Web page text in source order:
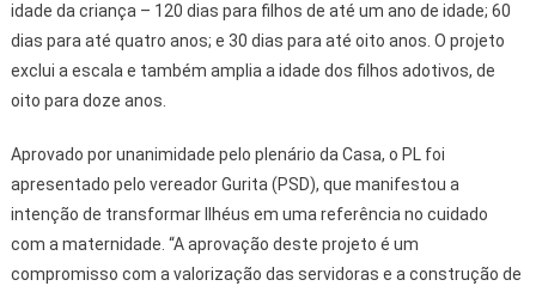
idade da criança – 120 dias para filhos de até um ano de idade; 60
dias para até quatro anos; e 30 dias para até oito anos. O projeto
exclui a escala e também amplia a idade dos filhos adotivos, de
oito para doze anos.
Aprovado por unanimidade pelo plenário da Casa, o PL foi
apresentado pelo vereador Gurita (PSD), que manifestou a
intenção de transformar Ilhéus em uma referência no cuidado
com a maternidade. “A aprovação deste projeto é um
compromisso com a valorização das servidoras e a construção de